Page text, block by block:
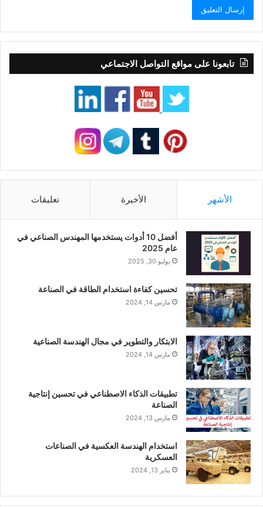
تابعونا على مواقع التواصل الاجتماعي
الأشهر الأخيرة تعليقات
أفضل 10 أدوات يستخدمها المهندس الصناعي في
عام 2025
يوليو 30, 2025
تحسين كفاءة استخدام الطاقة في الصناعة
مارس 14, 2024
الابتكار والتطوير في مجال الهندسة الصناعية
مارس 14, 2024
تطبيقات الذكاء الاصطناعي في تحسين إنتاجية
الصناعة
مارس 13, 2024
استخدام الهندسة العكسية في الصناعات
العسكرية
يناير 13, 2024